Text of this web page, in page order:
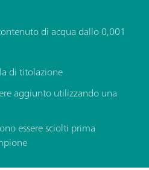
di acqua dallo 0,001
di titolazione
aggiunto utilizzando una
essere sciolti prima